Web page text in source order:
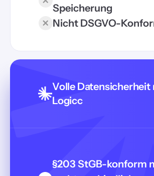
Speicherung
Nicht DSGVO-
Volle Datensicherheit
Logicc
§203 StGB-konform